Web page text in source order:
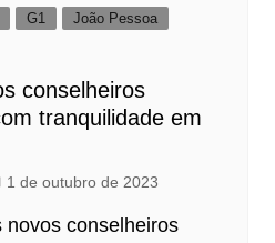
G1
João Pessoa
conselheiros
tranquilidade em
1 de outubro de 2023
novos conselheiros